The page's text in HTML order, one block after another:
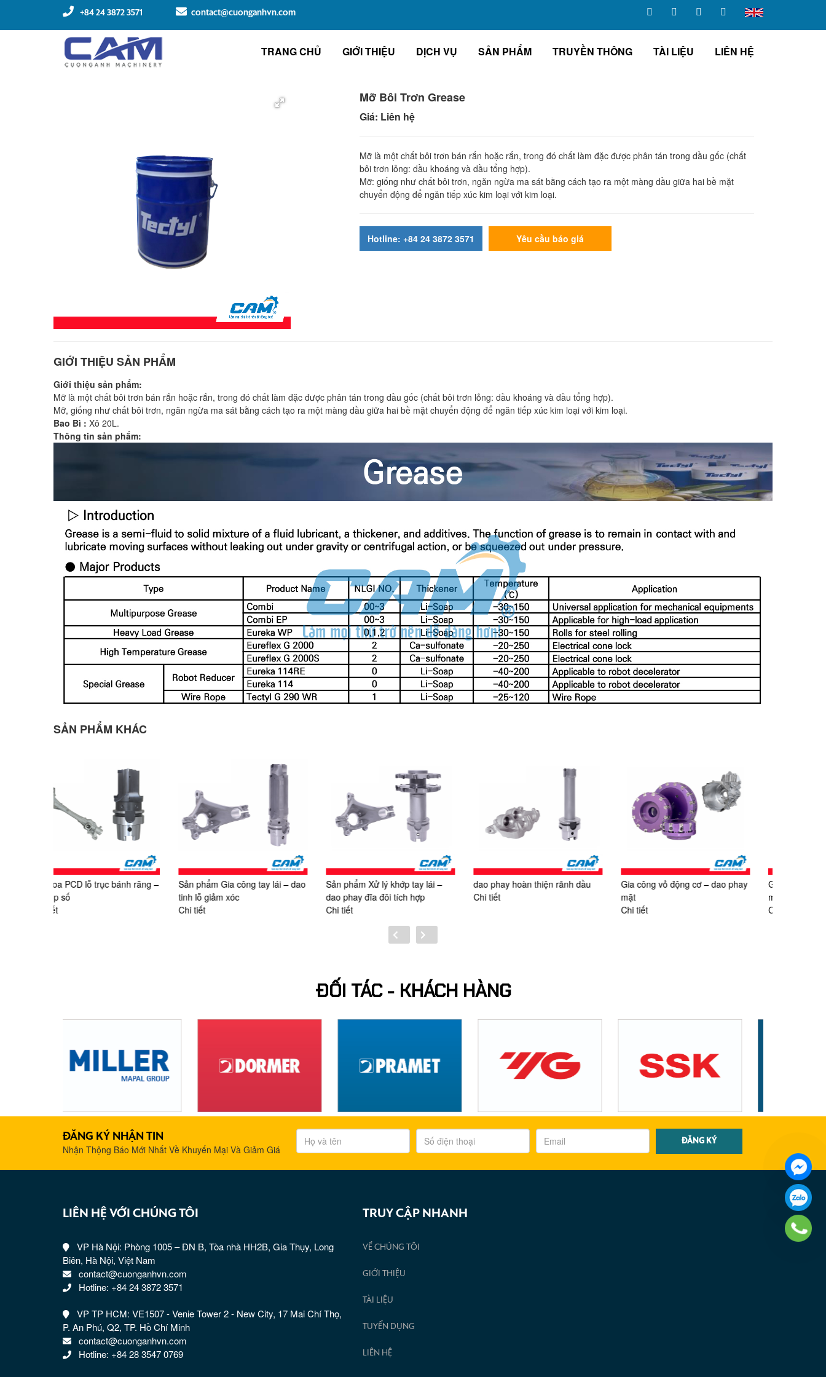
+84 24 3872 3571 contact@cuonganhvn.com
TRANG CHỦ GIỚI THIỆU DỊCH VỤ SẢN PHẨM TRUYỀN THÔNG TÀI LIỆU LIÊN HỆ
Mỡ Bôi Trơn Grease
Giá: Liên hệ
Mỡ là một chất bôi trơn bán rắn hoặc rắn, trong đó chất làm đặc được phân tán trong dầu gốc (chất
bôi trơn lỏng: dầu khoáng và dầu tổng hợp).
Mỡ: giống như chất bôi trơn, ngăn ngừa ma sát bằng cách tạo ra một màng dầu giữa hai bề mặt
chuyển động để ngăn tiếp xúc kim loại với kim loại.
Hotline: +84 24 3872 3571 Yêu cầu báo giá
GIỚI THIỆU SẢN PHẨM
Giới thiệu sản phẩm:
Mỡ là một chất bôi trơn bán rắn hoặc rắn, trong đó chất làm đặc được phân tán trong dầu gốc (chất bôi trơn lỏng: dầu khoáng và dầu tổng hợp).
Mỡ, giống như chất bôi trơn, ngăn ngừa ma sát bằng cách tạo ra một màng dầu giữa hai bề mặt chuyển động để ngăn tiếp xúc kim loại với kim loại.
Bao Bì : Xô 20L.
Thông tin sản phẩm:
SẢN PHẨM KHÁC
Sản phẩm Gia công tay lái – dao
tinh lỗ giảm xóc
Chi tiết
Sản phẩm Xử lý khớp tay lái –
dao phay đĩa đôi tích hợp
Chi tiết
dao phay hoàn thiện rãnh dầu
Chi tiết
Gia công vỏ động cơ – dao phay
mặt
Gia công vỏ động cơ – phay bề
Chi tiết
ĐỐI TÁC - KHÁCH HÀNG
ĐĂNG KÝ NHẬN TIN
Nhận Thộng Báo Mới Nhất Về Khuyến Mại Và Giảm Giá
LIÊN HỆ VỚI CHÚNG TÔI
VP Hà Nội: Phòng 1005 – ĐN B, Tòa nhà HH2B, Gia Thụy, Long
Biên, Hà Nội, Việt Nam
contact@cuonganhvn.com
Hotline: +84 24 3872 3571
VP TP HCM: VE1507 - Venie Tower 2 - New City, 17 Mai Chí Thọ,
P. An Phú, Q2, TP. Hồ Chí Minh
contact@cuonganhvn.com
Hotline: +84 28 3547 0769
TRUY CẬP NHANH
VỀ CHÚNG TÔI
GIỚI THIỆU
TÀI LIỆU
TUYỂN DỤNG
LIÊN HỆ